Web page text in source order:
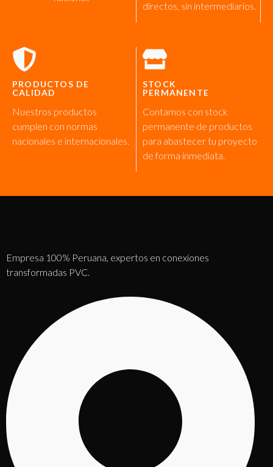
directos, sin intermediarios.
PRODUCTOS DE
CALIDAD
Nuestros productos
cumplen con normas
nacionales e internacionales.
STOCK
PERMANENTE
Contamos con stock
permanente de productos
para abastecer tu proyecto
de forma inmediata.
Empresa 100% Peruana, expertos en conexiones
transformadas PVC.